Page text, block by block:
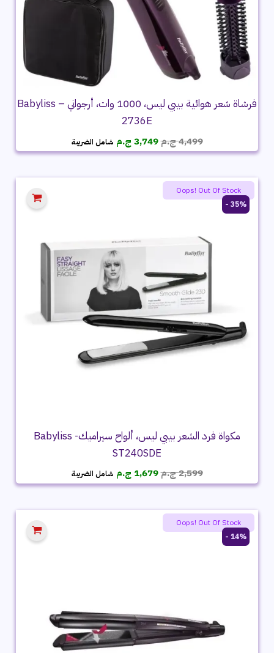
فرشاة شعر هوائية بيبي ليس، 1000 وات، أرجواني – Babyliss
2736E
4,499ج.مالسعر
الأصلي
4,499 ج.م.
3,749 ج.م السعر
الحالي
3,749 ج.م.
شامل الضريبة
35% -
مكواة فرد الشعر بيبي ليس، ألواح سيراميك- Babyliss
ST240SDE
2,599ج.مالسعر
الأصلي
2,599 ج.م.
1,679 ج.م السعر
الحالي
1,679 ج.م.
شامل الضريبة
Oops! Out Of Stock
14% -
Oops! Out Of Stock